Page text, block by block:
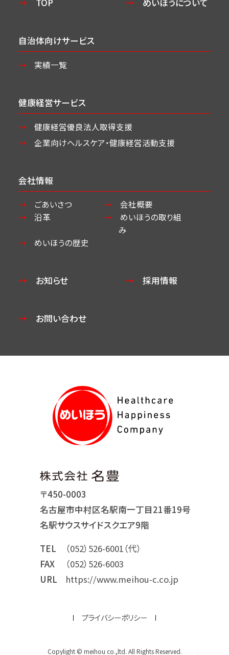
TOP めいほうについて
自治体向けサービス
実績一覧
健康経営サービス
健康経営優良法人取得支援
企業向けヘルスケア・健康経営活動支援
会社情報
ごあいさつ
会社概要
沿革
めいほうの取り組
み
めいほうの歴史
お知らせ 採用情報
お問い合わせ
〒450-0003
名古屋市中村区名駅南一丁目21番19号
名駅サウスサイドスクエア9階
TEL
（052）526-6001（代）
FAX
（052）526-6003
URL
https://www.meihou-c.co.jp
プライバシーポリシー
Copylight © meihou co.,ltd. All Rights Reserved.